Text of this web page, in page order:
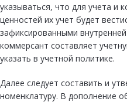
указываться, что для учета и
ценностей их учет будет
зафиксированными
коммерсант составляет
указать в учетной политике.
Далее следует составить и
номенклатуру. В дополнение